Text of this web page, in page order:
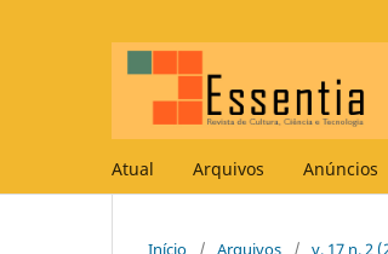
Atual Arquivos Anúncios
Início / Arquivos / v. 17 n. 2